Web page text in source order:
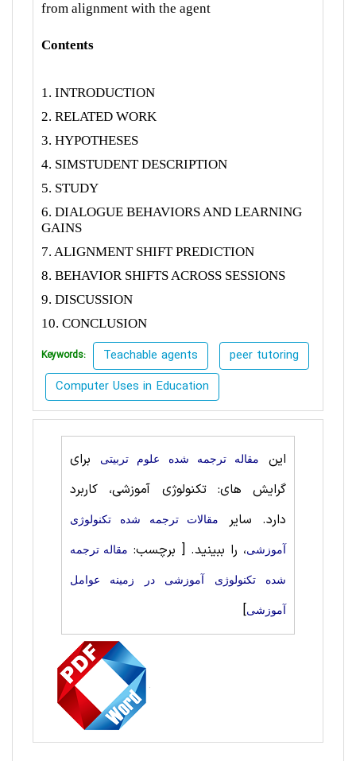
from alignment with the agent
Contents
1. INTRODUCTION
2. RELATED WORK
3. HYPOTHESES
4. SIMSTUDENT DESCRIPTION
5. STUDY
6. DIALOGUE BEHAVIORS AND LEARNING
GAINS
7. ALIGNMENT SHIFT PREDICTION
8. BEHAVIOR SHIFTS ACROSS SESSIONS
9. DISCUSSION
10. CONCLUSION
Keywords: Teachable agents
peer tutoring
Computer Uses in Education
این مقاله ترجمه شده علوم تربيتی
برای
گرایش های: تکنولوژی آموزشی، کاربرد
دارد. سایر
مقالات ترجمه شده تکنولوژی
آموزشی، را ببینید.[ برچسب: مقاله ترجمه
شده تکنولوژی آموزشی در زمینه عوامل
آموزشی]